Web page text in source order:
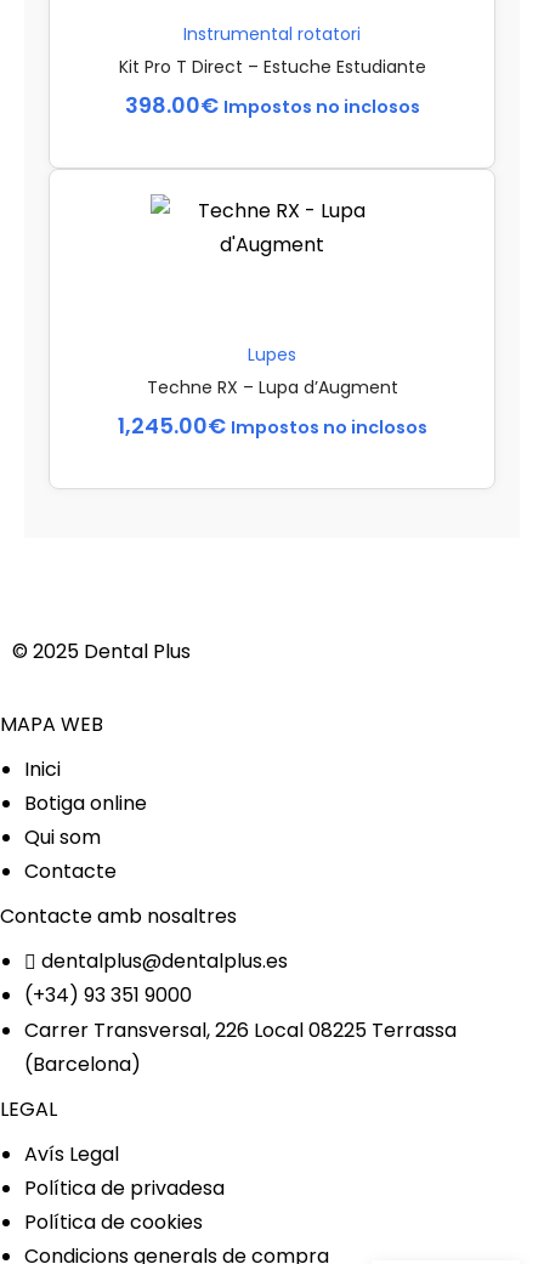
Instrumental rotatori
Kit Pro T Direct – Estuche Estudiante
398.00€ Impostos no inclosos
Lupes
Techne RX – Lupa d’Augment
1,245.00€ Impostos no inclosos
© 2025 Dental Plus
MAPA WEB
Inici
Botiga online
Qui som
Contacte
Contacte amb nosaltres
dentalplus@dentalplus.es
(+34) 93 351 9000
Carrer Transversal, 226 Local 08225 Terrassa
(Barcelona)
LEGAL
Avís Legal
Política de privadesa
Política de cookies
Condicions generals de compra